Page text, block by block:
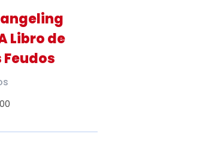
Libro de
Feudos